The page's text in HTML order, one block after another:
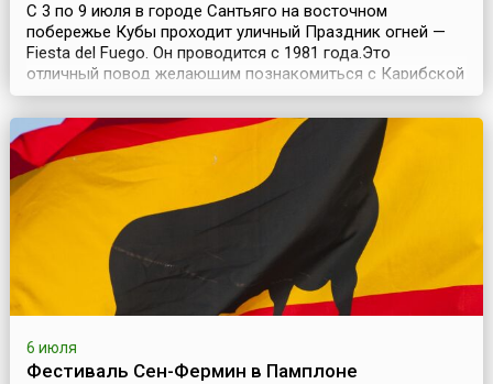
С 3 по 9 июля в городе Сантьяго на восточном
побережье Кубы проходит уличный Праздник огней —
Fiesta del Fuego. Он проводится с 1981 года.Это
отличный повод желающим познакомиться с Карибской
культурой, протанцевав всю ночь на улицах Сантьяго-
де-Куба, подкрепившись (если есть желание)
знаменитым кубинским ромом. Сантьяго-де-Куба —
«первый город революции». Как и все хорошие
революционеры, ...
6 июля
Фестиваль Сен-Фермин в Памплоне